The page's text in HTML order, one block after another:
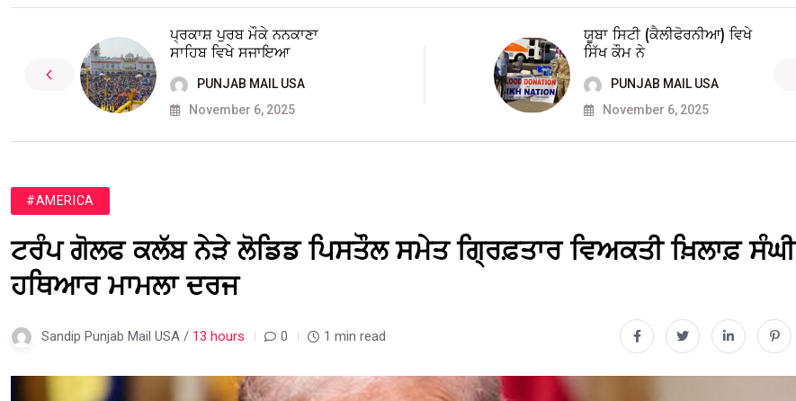
ਪ੍ਰਕਾਸ਼ ਪੁਰਬ ਮੌਕੇ ਨਨਕਾਣਾ
ਸਾਹਿਬ ਵਿਖੇ ਸਜਾਇਆ
PUNJAB MAIL USA
November 6, 2025
ਯੂਬਾ ਸਿਟੀ (ਕੈਲੀਫੋਰਨੀਆ) ਵਿਖੇ
ਸਿੱਖ ਕੌਮ ਨੇ
PUNJAB MAIL USA
November 6, 2025
#AMERICA
ਟਰੰਪ ਗੋਲਫ ਕਲੱਬ ਨੇੜੇ ਲੋਡਿਡ ਪਿਸਤੌਲ ਸਮੇਤ ਗ੍ਰਿਫ਼ਤਾਰ ਵਿਅਕਤੀ ਖ਼ਿਲਾਫ਼ ਸੰਘੀ
ਹਥਿਆਰ ਮਾਮਲਾ ਦਰਜ
Sandip Punjab Mail USA / 13 hours 0 1 min read